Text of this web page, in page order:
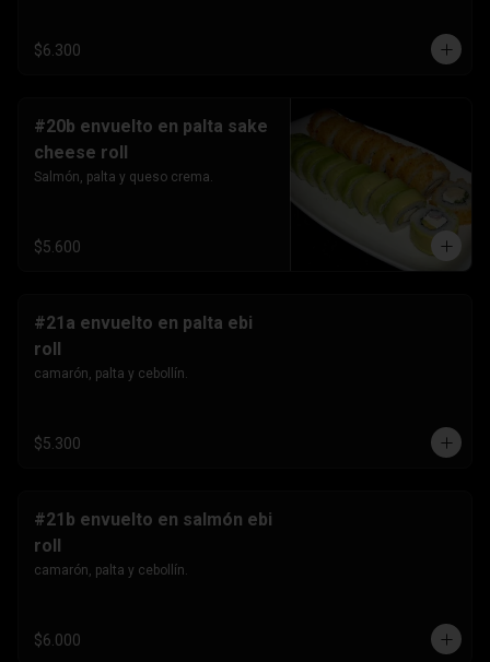
$6.300
#20b envuelto en palta sake
cheese roll
Salmón, palta y queso crema.
$5.600
#21a envuelto en palta ebi
roll
camarón, palta y cebollín.
$5.300
#21b envuelto en salmón ebi
roll
camarón, palta y cebollín.
$6.000